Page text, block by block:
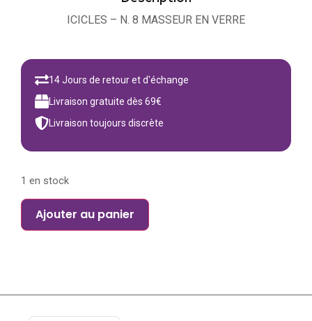
ICICLES – N. 8 MASSEUR EN VERRE
14 Jours de retour et d'échange
Livraison gratuite dès 69€
Livraison toujours discrète
1 en stock
Ajouter au panier